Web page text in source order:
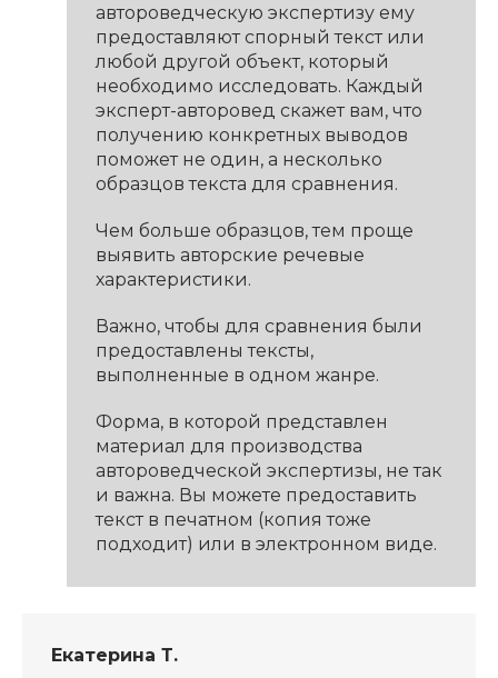
автороведческую экспертизу ему
предоставляют спорный текст или
любой другой объект, который
необходимо исследовать. Каждый
эксперт-авторовед скажет вам, что
получению конкретных выводов
поможет не один, а несколько
образцов текста для сравнения.
Чем больше образцов, тем проще
выявить авторские речевые
характеристики.
Важно, чтобы для сравнения были
предоставлены тексты,
выполненные в одном жанре.
Форма, в которой представлен
материал для производства
автороведческой экспертизы, не так
и важна. Вы можете предоставить
текст в печатном (копия тоже
подходит) или в электронном виде.
Екатерина Т.